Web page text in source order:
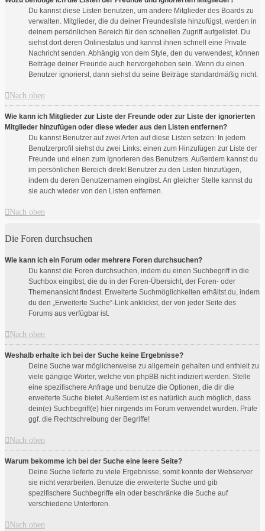
Du kannst diese Listen benutzen, um andere Mitglieder des Boards zu
verwalten. Mitglieder, die du deiner Freundesliste hinzufügst, werden in
deinem persönlichen Bereich für den schnellen Zugriff aufgelistet. Du
siehst dort deren Onlinestatus und kannst ihnen schnell eine Private
Nachricht senden. Abhängig von dem Style, den du verwendest, können
Beiträge deiner Freunde auch hervorgehoben sein. Wenn du einen
Benutzer ignorierst, dann siehst du seine Beiträge standardmäßig nicht.
Nach oben
Wie kann ich Mitglieder zur Liste der Freunde oder zur Liste der ignorierten
Mitglieder hinzufügen oder diese wieder aus den Listen entfernen?
Du kannst Benutzer auf zwei Arten auf diese Listen setzen: In jedem
Benutzerprofil siehst du zwei Links: einen zum Hinzufügen zur Liste der
Freunde und einen zum Ignorieren des Benutzers. Außerdem kannst du
im persönlichen Bereich direkt Benutzer zu den Listen hinzufügen,
indem du deren Benutzernamen eingibst. An gleicher Stelle kannst du
sie auch wieder von den Listen entfernen.
Nach oben
Die Foren durchsuchen
Wie kann ich ein Forum oder mehrere Foren durchsuchen?
Du kannst die Foren durchsuchen, indem du einen Suchbegriff in die
Suchbox eingibst, die du in der Foren-Übersicht, der Foren- oder
Themenansicht findest. Erweiterte Suchmöglichkeiten erhältst du, indem
du den „Erweiterte Suche“-Link anklickst, der von jeder Seite des
Forums aus verfügbar ist.
Nach oben
Weshalb erhalte ich bei der Suche keine Ergebnisse?
Deine Suche war möglicherweise zu allgemein gehalten und enthielt zu
viele gängige Wörter, welche von phpBB nicht indiziert werden. Stelle
eine spezifischere Anfrage und benutze die Optionen, die dir die
erweiterte Suche bietet. Außerdem ist es natürlich auch möglich, dass
dein(e) Suchbegriff(e) hier nirgends im Forum verwendet wurden. Prüfe
ggf. die Rechtschreibung der Begriffe!
Nach oben
Warum bekomme ich bei der Suche eine leere Seite?
Deine Suche lieferte zu viele Ergebnisse, somit konnte der Webserver
sie nicht verarbeiten. Benutze die erweiterte Suche und gib
spezifischere Suchbegriffe ein oder beschränke die Suche auf
verschiedene Unterforen.
Nach oben